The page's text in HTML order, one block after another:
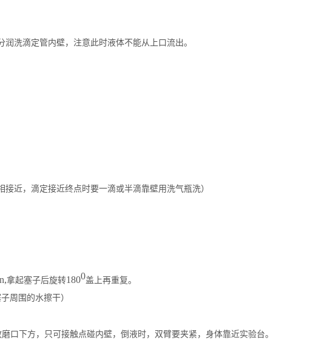
洗滴定管内壁，注意此时液体不能从上口流出。
近，滴定接近终点时要一滴或半滴靠壁用洗气瓶洗）
拿起塞子后旋转1800盖上再重复。
周围的水擦干）
下方，只可接触点碰内壁，倒液时，双臂要夹紧，身体靠近实验台。